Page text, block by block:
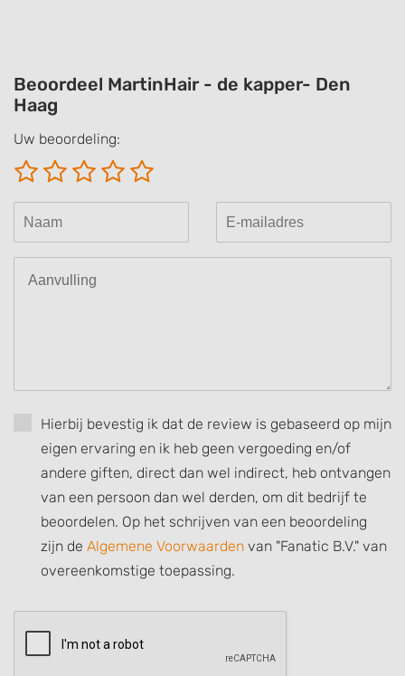
Beoordeel MartinHair - de kapper- Den
Haag
Uw beoordeling:
Hierbij bevestig ik dat de review is gebaseerd op mijn
eigen ervaring en ik heb geen vergoeding en/of
andere giften, direct dan wel indirect, heb ontvangen
van een persoon dan wel derden, om dit bedrijf te
beoordelen. Op het schrijven van een beoordeling
zijn de Algemene Voorwaarden van "Fanatic B.V." van
overeenkomstige toepassing.
advertising
Create profiles to personalise content
Use profiles to select personalised content
Measure content performance
or combinations of data from different
Use precise geolocation data
Identify devices based on information
actively requested
Non-IAB processing purposes:
Necessary
Performance
Functional
Advertising